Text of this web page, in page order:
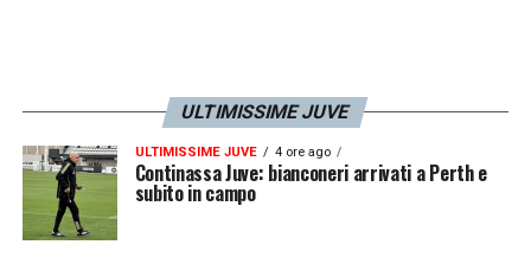
LA PLAYLIST DELLE NOSTRE TOP NEWS
ULTIMISSIME JUVE
ULTIMISSIME JUVE 4 ore ago
Continassa Juve: bianconeri arrivati a Perth e
subito in campo